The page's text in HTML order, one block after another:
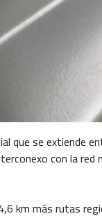
que se extiende
con la
km más rutas